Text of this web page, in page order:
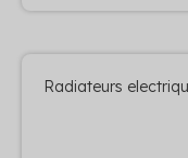
Radiateurs